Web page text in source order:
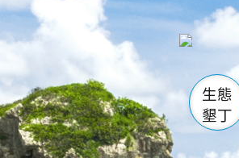
龜
生態
墾丁